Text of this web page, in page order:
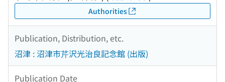
Authorities
Publication, Distribution, etc.
沼津 : 沼津市芹沢光治良記念館 (出版)
Publication Date